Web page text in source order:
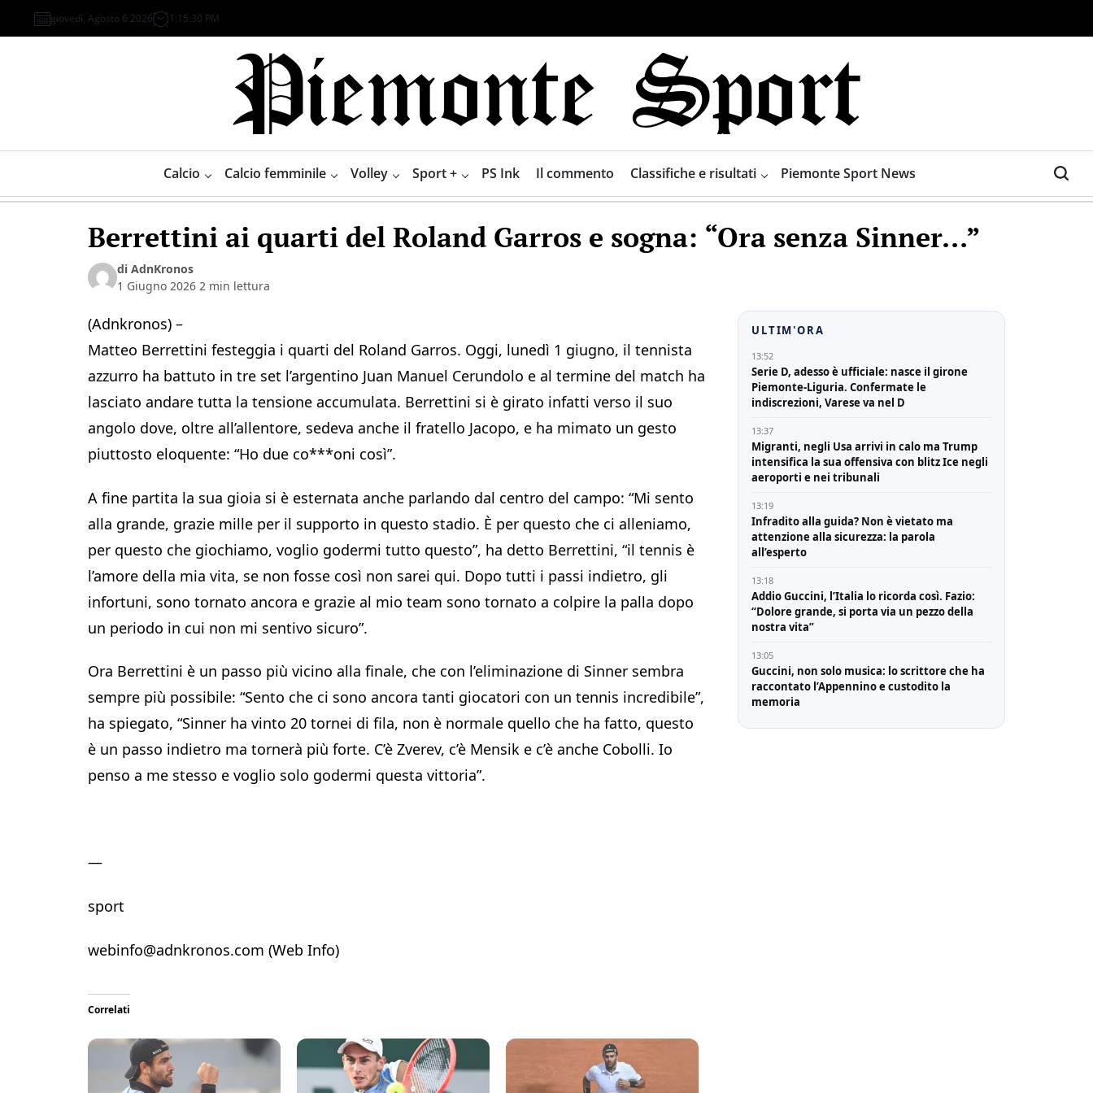
to
giovedì, Agosto 6 2026 1 :15:31 PM
Sport
Calcio Calcio femminile Volley Sport + PS Ink Il commento Classifiche e risultati Piemonte Sport News
Berrettini ai quarti del Roland Garros e sogna: “Ora senza Sinner…”
di AdnKronos
1 Giugno 2026 2 min lettura
(Adnkronos) –
Matteo Berrettini festeggia i quarti del Roland Garros. Oggi, lunedì 1 giugno, il tennista
azzurro ha battuto in tre set l’argentino Juan Manuel Cerundolo e al termine del match ha
lasciato andare tutta la tensione accumulata. Berrettini si è girato infatti verso il suo
angolo dove, oltre all’allentore, sedeva anche il fratello Jacopo, e ha mimato un gesto
piuttosto eloquente: “Ho due co***oni così”.
A fine partita la sua gioia si è esternata anche parlando dal centro del campo: “Mi sento
alla grande, grazie mille per il supporto in questo stadio. È per questo che ci alleniamo,
per questo che giochiamo, voglio godermi tutto questo”, ha detto Berrettini, “il tennis è
l’amore della mia vita, se non fosse così non sarei qui. Dopo tutti i passi indietro, gli
infortuni, sono tornato ancora e grazie al mio team sono tornato a colpire la palla dopo
un periodo in cui non mi sentivo sicuro”.
Ora Berrettini è un passo più vicino alla finale, che con l’eliminazione di Sinner sembra
sempre più possibile: “Sento che ci sono ancora tanti giocatori con un tennis incredibile”,
ha spiegato, “Sinner ha vinto 20 tornei di fila, non è normale quello che ha fatto, questo
è un passo indietro ma tornerà più forte. C’è Zverev, c’è Mensik e c’è anche Cobolli. Io
penso a me stesso e voglio solo godermi questa vittoria”.
—
sport
webinfo@adnkronos.com (Web Info)
Correlati
ULTIM'ORA
13:52
Serie D, adesso è ufficiale: nasce il girone
Piemonte-Liguria. Confermate le
indiscrezioni, Varese va nel D
13:37
Migranti, negli Usa arrivi in calo ma Trump
intensifica la sua offensiva con blitz Ice negli
aeroporti e nei tribunali
13:19
Infradito alla guida? Non è vietato ma
attenzione alla sicurezza: la parola
all’esperto
13:18
Addio Guccini, l’Italia lo ricorda così. Fazio:
“Dolore grande, si porta via un pezzo della
nostra vita”
13:05
Guccini, non solo musica: lo scrittore che ha
raccontato l’Appennino e custodito la
memoria